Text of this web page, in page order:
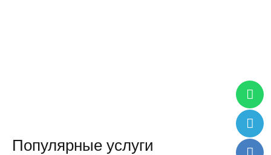
Популярные услуги